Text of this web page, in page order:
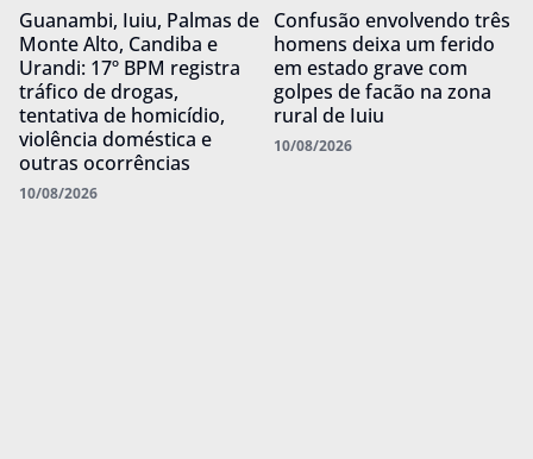
Guanambi, Iuiu, Palmas de
Monte Alto, Candiba e
Urandi: 17º BPM registra
tráfico de drogas,
tentativa de homicídio,
violência doméstica e
outras ocorrências
10/08/2026
Confusão envolvendo três
homens deixa um ferido
em estado grave com
golpes de facão na zona
rural de Iuiu
10/08/2026